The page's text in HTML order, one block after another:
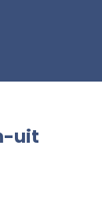
uit